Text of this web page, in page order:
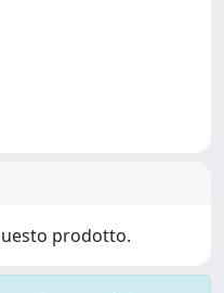
prodotto.